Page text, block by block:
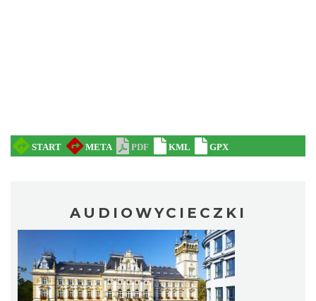
AUDIOWYCIECZKI